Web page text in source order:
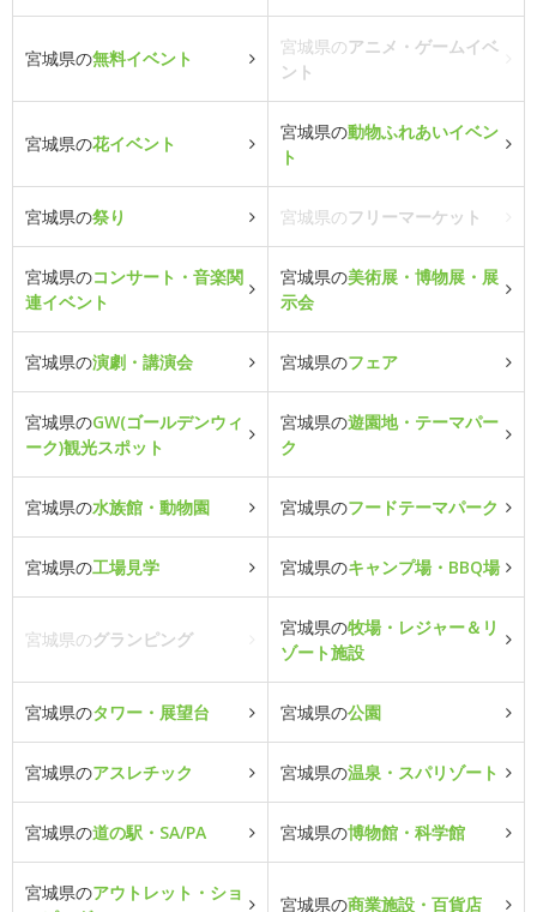
宮城県の無料イベント
宮城県のアニメ・ゲームイベ
ント
宮城県の花イベント
宮城県の動物ふれあいイベン
ト
宮城県の祭り 宮城県のフリーマーケット
宮城県のコンサート・音楽関
連イベント
宮城県の美術展・博物展・展
示会
宮城県の演劇・講演会 宮城県のフェア
宮城県のGW(ゴールデンウィ
ーク)観光スポット
宮城県の遊園地・テーマパー
ク
宮城県の水族館・動物園 宮城県のフードテーマパーク
宮城県の工場見学 宮城県のキャンプ場・BBQ場
宮城県のグランピング
宮城県の牧場・レジャー＆リ
ゾート施設
宮城県のタワー・展望台 宮城県の公園
宮城県のアスレチック 宮城県の温泉・スパリゾート
宮城県の道の駅・SA/PA 宮城県の博物館・科学館
宮城県のアウトレット・ショ
宮城県の商業施設・百貨店